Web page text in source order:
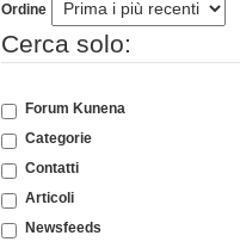
Ordine
Cerca solo:
Forum Kunena
Categorie
Contatti
Articoli
Newsfeeds